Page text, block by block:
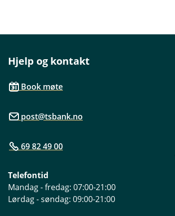
Hjelp og kontakt
Book møte
post@tsbank.no
69 82 49 00
Telefontid
Mandag - fredag: 07:00-21:00
Lørdag - søndag: 09:00-21:00